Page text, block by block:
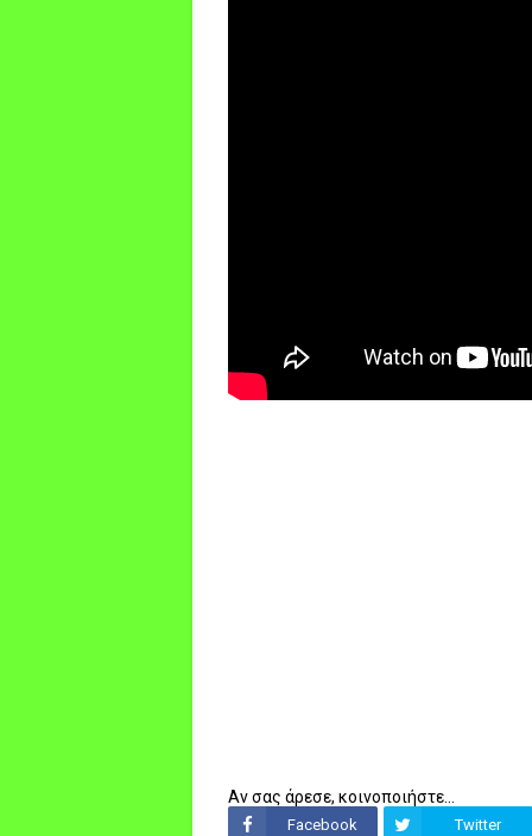
Αν σας άρεσε, κοινοποιήστε...
Facebook Twitter